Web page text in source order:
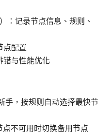
：记录节点信息、规则、
点配置
错与性能优化
手，按规则自动选择最快节
不可用时切换备用节点